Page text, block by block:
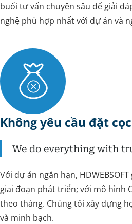
buổi tư vấn chuyên sâu để giải
nghệ phù hợp nhất với dự án và
Không yêu cầu đặt cọc
We do everything with
Với dự án ngắn hạn,
giai đoạn phát triển; với mô hình
theo tháng. Chúng tôi xây dựng
và minh bạch.